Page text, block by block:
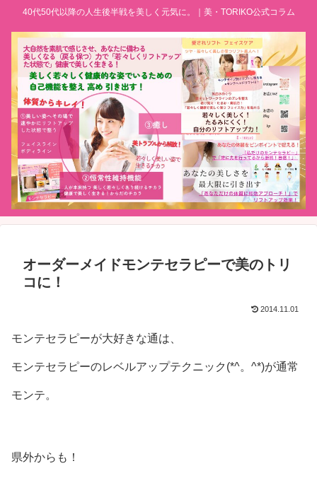
40代50代以降の人生後半戦を美しく元気に。｜美・TORIKO公式コラム
オーダーメイドモンテセラピーで美のトリ
コに！
2014.11.01
モンテセラピーが大好きな通は、
モンテセラピーのレベルアップテクニック(*^。^*)が通常
モンテ。
県外からも！